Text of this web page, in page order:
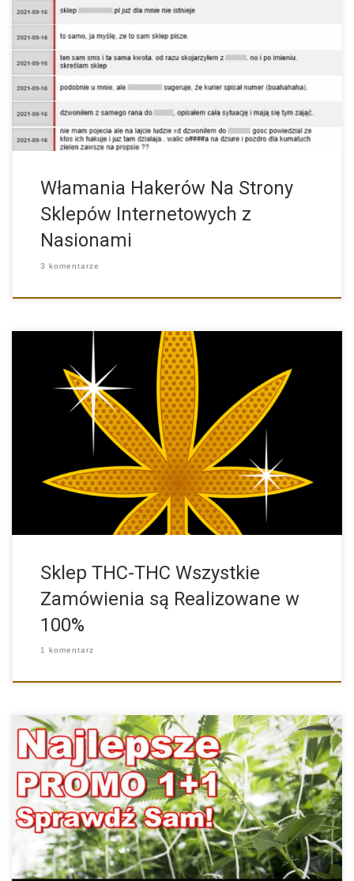
Chcemy poruszyć ten temat z racji, że problem może być […]
Włamania Hakerów Na Strony
Sklepów Internetowych z
Nasionami
3 komentarze
U nas wszystkie zamówienia są realizowane w 100% Zdarzają
Sklep THC-THC Wszystkie
Zamówienia są Realizowane w
100%
1 komentarz
W naszym sklepie znajdziesz Najlepsze Promocje 1+1 na
wybrane odmiany […]